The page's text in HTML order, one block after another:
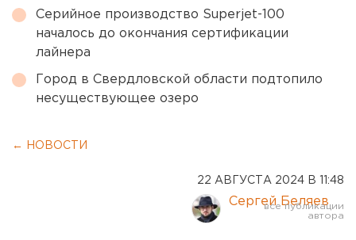
Серийное производство Superjet-100
началось до окончания сертификации
лайнера
Город в Свердловской области подтопило
несуществующее озеро
← НОВОСТИ
22 АВГУСТА 2024 В 11:48
Сергей Беляев